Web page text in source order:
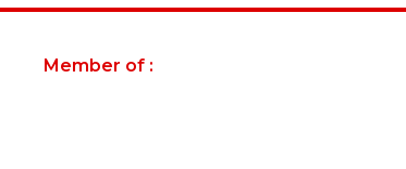
Member of :